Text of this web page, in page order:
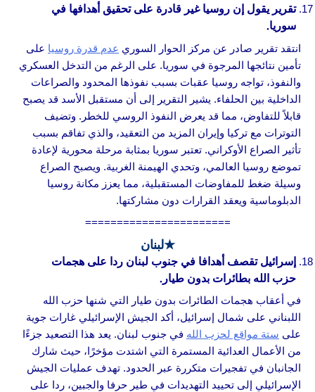
تقرير يقول إن روسيا غير قادرة على تحقيق أهدافها في
سوريا.
انتقد تقرير صادر عن مركز الحوار السوري عدم قدرة روسيا على
تأمين نتائجها المرجوة في سوريا. على الرغم من التدخل العسكري
والنفوذ، تواجه روسيا عقبات بسبب نفوذها المحدود والصراعات
الداخلية بين الحلفاء. يشير التقرير إلى أن مستقبل الأسد قد يصبح
قابلاً للتفاوض، مما قد يعرض النفوذ الروسي للخطر. وتضيف
التوترات مع تركيا وإيران المزيد من التعقيد، والذي تفاقم بسبب
تأثير الصراع الأوكراني. تعتبر سوريا بمثابة مرحلة محورية لإعادة
تموضع روسيا العالمي، وتحدي الهيمنة الغربية. ويصبح الصراع
وسيلة ضغط للمفاوضات المستقبلية، مما يعزز مكانة روسيا
الدبلوماسية ويعقد القرارات دون مشاركتها.
=======================
★لبنان
إسرائيل تقصف أهدافا في جنوب لبنان ردا على هجمات
حزب الله بطائرات بدون طيار.
في أعقاب هجمات الطائرات بدون طيار التي شنها حزب الله
اللبناني على شمال إسرائيل، أكد الجيش الإسرائيلي غارات جوية
على ستة مواقع لحزب الله في جنوب لبنان. يعد هذا التصعيد جزءًا
من الأعمال العدائية المستمرة التي اشتدت مؤخرًا، حيث شارك
الجانبان في تفجيرات متكررة عبر الحدود. تهدف عمليات الجيش
الإسرائيلي إلى تحييد التهديدات في طير حرفا والجبين، ردا على